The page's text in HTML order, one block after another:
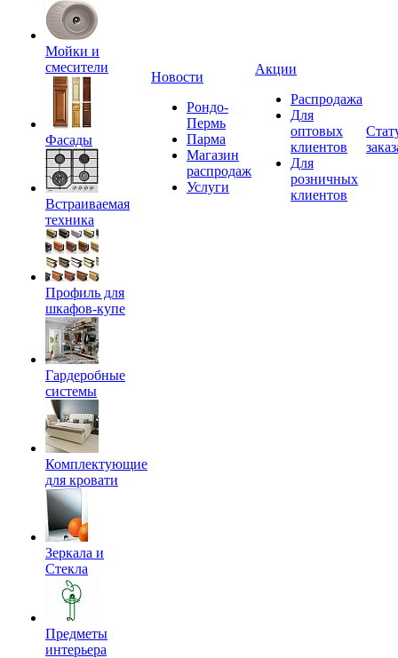
Мойки и
смесители
Фасады
Встраиваемая
техника
Профиль для
шкафов-купе
Гардеробные
системы
Комплектующие
для кровати
Зеркала и
Стекла
Предметы
интерьера
Новости
Рондо-
Пермь
Парма
Магазин
распродаж
Услуги
Акции
Распродажа
Для
оптовых
клиентов
Для
розничных
клиентов